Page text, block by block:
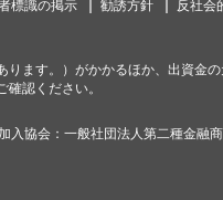
標識の掲示 勧誘方針 反社会
ます。）がかかるほか、出資金の
認ください。
協会：一般社団法人第二種金融